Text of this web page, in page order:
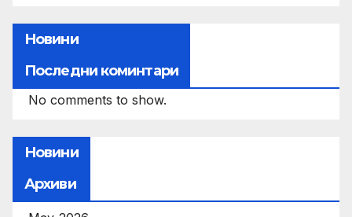
Новини
Последни коминтари
No comments to show.
Новини
Архиви